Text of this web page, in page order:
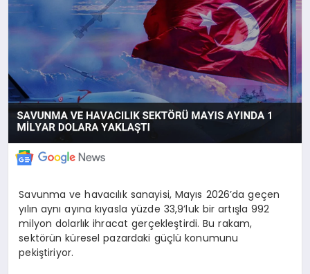
SPOR
ILETİŞİM
KÜNYE
Savunma ve havacılık sanayisi, Mayıs 2026’da geçen
yılın aynı ayına kıyasla yüzde 33,9’luk bir artışla 992
milyon dolarlık ihracat gerçekleştirdi. Bu rakam,
sektörün küresel pazardaki güçlü konumunu
pekiştiriyor.